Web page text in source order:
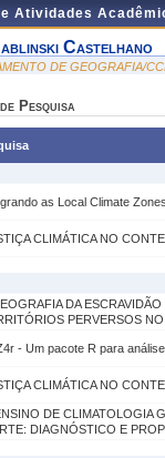
Atividades
Castelhano
DE GEOGRAFIA/
Pesquisa
as Local Climate
CLIMÁTICA NO
DA
PERVERSOS
- Um pacote R para
CLIMÁTICA NO
DE CLIMATOLOGIA
DIAGNÓSTICO E